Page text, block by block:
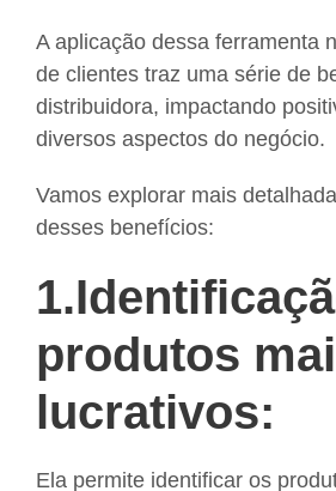
A aplicação dessa ferramenta
de clientes traz uma série de
distribuidora, impactando
diversos aspectos do negócio.
Vamos explorar mais
desses benefícios:
produtos
lucrativos:
Ela permite identificar os